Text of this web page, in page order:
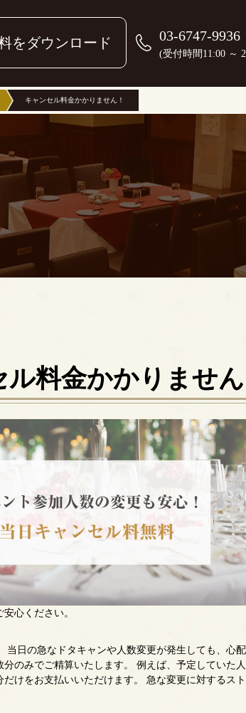
をダウンロード 03-6747-9936
(受付時間11:00 ～
キャンセル料金かかりません！
ル料金かかりませ
心ください。
日の急なドタキャンや人数変更が発生しても、心
のみでご精算いたします。 例えば、予定していた
けをお支払いいただけます。 急な変更に対するス